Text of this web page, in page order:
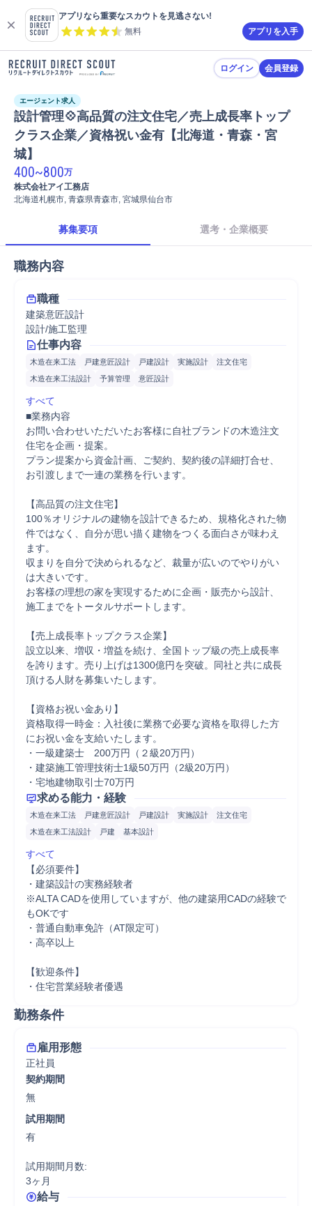
アプリなら重要なスカウトを見逃さない!
無料
アプリを入手
ログイン 会員登録
エージェント求人
設計管理💠高品質の注文住宅／売上成長率トップ
クラス企業／資格祝い金有【北海道・青森・宮
城】
400~800万
株式会社アイ工務店
北海道札幌市, 青森県青森市, 宮城県仙台市
募集要項 選考・企業概要
職務内容
職種
建築意匠設計
設計/施工監理
仕事内容
木造在来工法 戸建意匠設計 戸建設計 実施設計
注文住宅
木造在来工法設計
予算管理 意匠設計
すべて
■業務内容
お問い合わせいただいたお客様に自社ブランドの木造注文
住宅を企画・提案。
プラン提案から資金計画、ご契約、契約後の詳細打合せ、
お引渡しまで一連の業務を行います。
【高品質の注文住宅】
100％オリジナルの建物を設計できるため、規格化された物
件ではなく、自分が思い描く建物をつくる面白さが味わえ
ます。
収まりを自分で決められるなど、裁量が広いのでやりがい
は大きいです。
お客様の理想の家を実現するために企画・販売から設計、
施工までをトータルサポートします。
【売上成長率トップクラス企業】
設立以来、増収・増益を続け、全国トップ級の売上成長率
を誇ります。売り上げは1300億円を突破。同社と共に成長
頂ける人財を募集いたします。
【資格お祝い金あり】
資格取得一時金：入社後に業務で必要な資格を取得した方
にお祝い金を支給いたします。
・一級建築士　200万円（２級20万円）
・建築施工管理技術士1級50万円（2級20万円）
・宅地建物取引士70万円
求める能力・経験
木造在来工法 戸建意匠設計 戸建設計 実施設計
注文住宅
木造在来工法設計
戸建 基本設計
すべて
【必須要件】
・建築設計の実務経験者
※ALTA CADを使用していますが、他の建築用CADの経験で
もOKです
・普通自動車免許（AT限定可）
・高卒以上
【歓迎条件】
・住宅営業経験者優遇
勤務条件
雇用形態
正社員
契約期間
無
試用期間
有
試用期間月数:
3ヶ月
給与